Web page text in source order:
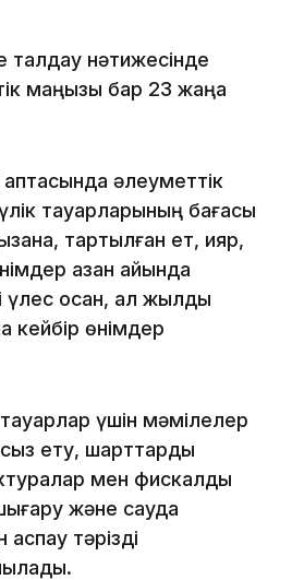
талдау нәтижесінде
маңызы бар 23 жаңа
әлеуметтік
тауарларының бағасы
тартылған ет, қияр,
қазан айында
қосқан, ал жылдық
кейбір өнімдер
тауарлар үшін мәмілелер
ету, шарттарды
мен фискалдық
және сауда
тәрізді